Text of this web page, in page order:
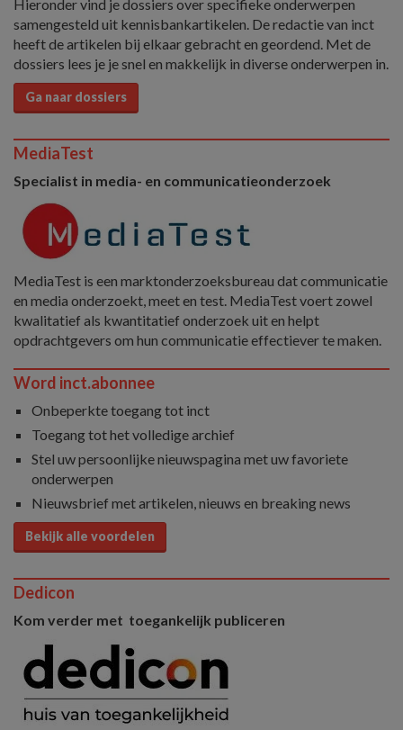
Hieronder vind je dossiers over specifieke onderwerpen
samengesteld uit kennisbankartikelen. De redactie van inct
heeft de artikelen bij elkaar gebracht en geordend. Met de
dossiers lees je je snel en makkelijk in diverse onderwerpen in.
Ga naar dossiers
MediaTest
Specialist in media- en communicatieonderzoek
MediaTest is een marktonderzoeksbureau dat communicatie
en media onderzoekt, meet en test. MediaTest voert zowel
kwalitatief als kwantitatief onderzoek uit en helpt
opdrachtgevers om hun communicatie effectiever te maken.
Word inct.abonnee
Onbeperkte toegang tot inct
Toegang tot het volledige archief
Stel uw persoonlijke nieuwspagina met uw favoriete
onderwerpen
Nieuwsbrief met artikelen, nieuws en breaking news
Bekijk alle voordelen
Dedicon
Kom verder met toegankelijk publiceren